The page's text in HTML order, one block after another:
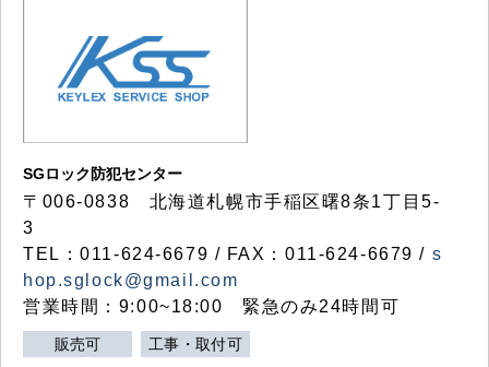
SGロック防犯センター
〒006-0838 北海道札幌市手稲区曙8条1丁目5-
3
TEL：011-624-6679 / FAX：011-624-6679 / s
hop.sglock@gmail.com
営業時間：9:00~18:00 緊急のみ24時間可
販売可 工事・取付可